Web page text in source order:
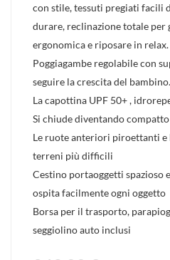
con stile, tessuti pregiati facili
durare, reclinazione totale per
ergonomica e riposare in relax.
Poggiagambe regolabile con
seguire la crescita del bambino.
La capottina UPF 50+ ,
Si chiude diventando
Le ruote anteriori piroettanti
terreni più difficili
Cestino portaoggetti spazioso
ospita facilmente ogni oggetto
Borsa per il trasporto,
seggiolino auto inclusi